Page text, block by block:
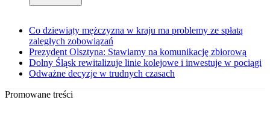
Co dziewiąty mężczyzna w kraju ma problemy ze spłatą
zaległych zobowiązań
Prezydent Olsztyna: Stawiamy na komunikację zbiorową
Dolny Śląsk rewitalizuje linie kolejowe i inwestuje w pociągi
Odważne decyzje w trudnych czasach
Promowane treści